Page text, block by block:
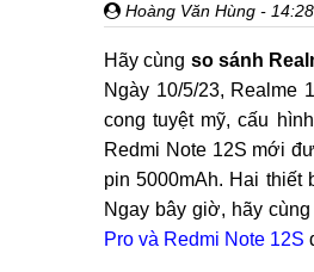
Hoàng Văn Hùng -
Hãy cùng so sánh
Ngày 10/5/23, Realme
cong tuyệt mỹ, cấu
Redmi Note 12S mới
pin 5000mAh. Hai thiết
Ngay bây giờ, hãy
Pro và Redmi Note 12S